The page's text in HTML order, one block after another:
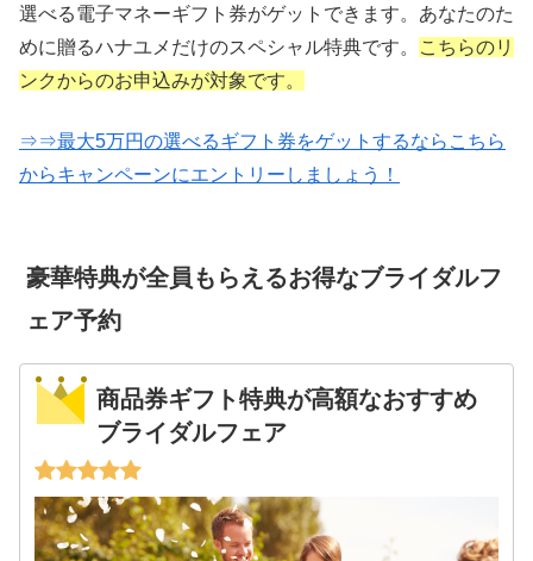
選べる電子マネーギフト券がゲットできます。あなたのた
めに贈るハナユメだけのスペシャル特典です。
こちらのリ
ンクからのお申込みが対象です。
⇒⇒最大5万円の選べるギフト券をゲットするならこちら
からキャンペーンにエントリーしましょう！
豪華特典が全員もらえるお得なブライダルフ
ェア予約
商品券ギフト特典が高額なおすすめ
ブライダルフェア